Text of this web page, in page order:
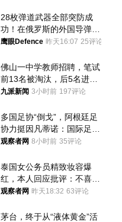
28枚弹道武器全部突防成
功！在俄罗斯的外国导弹发
射车都是合法打击目标
鹰眼Defence 昨天16:07 25评论
佛山一中学教师招聘，笔试
前13名被淘汰，后5名进体
检，被疑萝卜岗，官方通
九派新闻 3小时前 197评论
多国足协“倒戈”，阿根廷足
协力挺因凡蒂诺：国际足联
今后应继续在其领导下前行
观察者网 8小时前 35评论
泰国女公务员精致妆容爆
红，本人回应批评：不喜欢
就别看
观察者网 昨天18:32 63评论
茅台，终于从“液体黄金”活